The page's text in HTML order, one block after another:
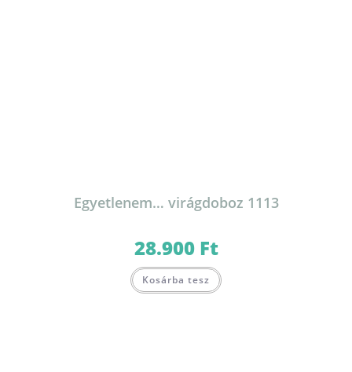
Egyetlenem… virágdoboz 1113
28.900 Ft
Kosárba tesz